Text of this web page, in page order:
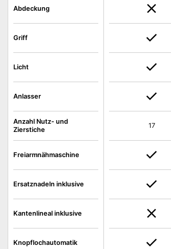
Abdeckung
Griff
Licht
Anlasser
Anzahl Nutz- und
Zierstiche
Freiarmnähmaschine
Ersatznadeln inklusive
Kantenlineal inklusive
Knopflochautomatik
17